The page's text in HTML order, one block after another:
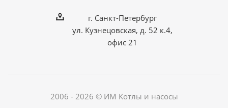
г. Санкт-Петербург
ул. Кузнецовская, д. 52 к.4,
офис 21
2006 - 2026 © ИМ Котлы и насосы